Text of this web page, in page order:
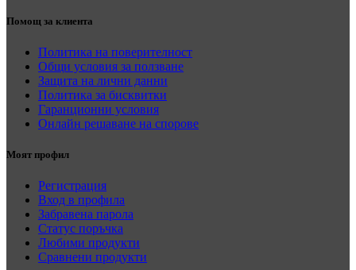
Помощ за клиента
Политика на поверителност
Общи условия за ползване
Защита на лични данни
Политика за бисквитки
Гаранционни условия
Онлайн решаване на спорове
Моят профил
Регистрация
Вход в профила
Забравена парола
Статус поръчка
Любими продукти
Сравнени продукти